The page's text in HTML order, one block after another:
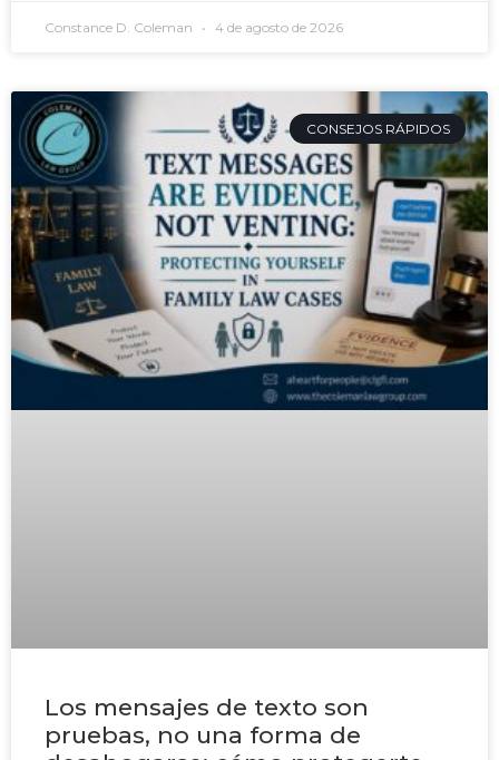
Constance D. Coleman 4 de agosto de 2026
CONSEJOS RÁPIDOS
Los mensajes de texto son
pruebas, no una forma de